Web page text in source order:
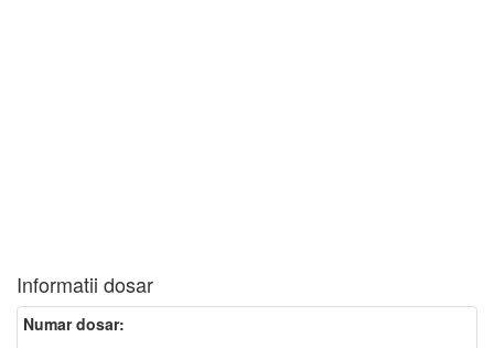
Informatii dosar
Numar dosar: